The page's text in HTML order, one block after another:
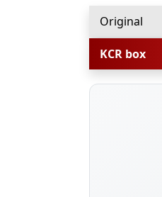
Original
KCR box